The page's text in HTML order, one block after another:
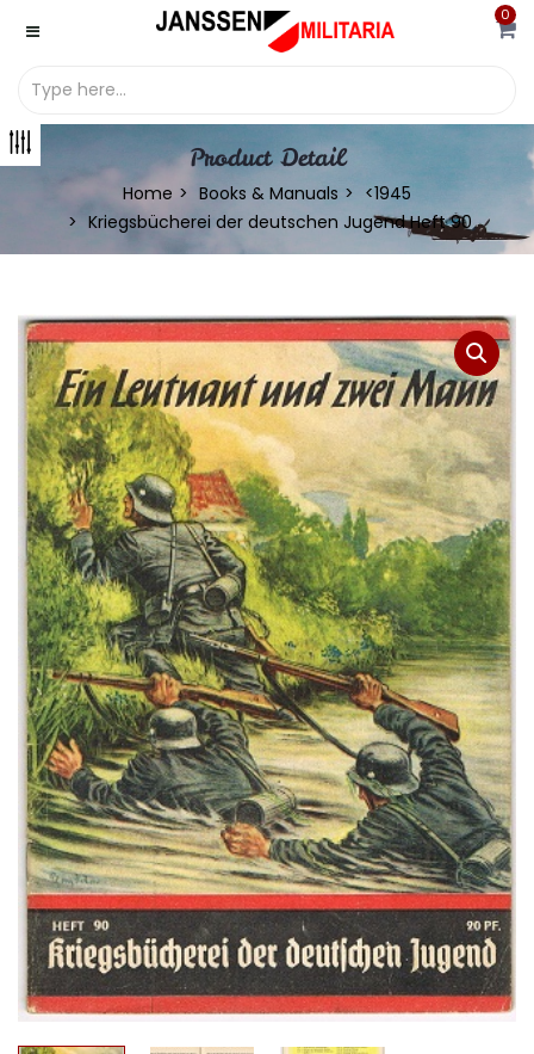
0
Product Detail
Home Books & Manuals
<1945
Kriegsbücherei der deutschen Jugend Heft 90